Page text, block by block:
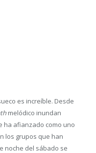
es increíble. Desde
melódico inundan
ha afianzado como uno
los grupos que han
noche del sábado se